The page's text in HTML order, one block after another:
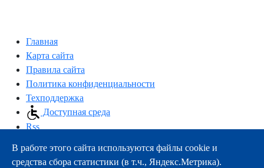
Главная
Карта сайта
Правила сайта
Политика конфиденциальности
Техподдержка
Доступная среда
Rss
163000, г.Архангельск, пр-т Троицкий, 51
тел.:+7 (8182) 21-11-63
В работе этого сайта используются файлы cookie и
средства сбора статистики (в т.ч., Яндекс.Метрика).